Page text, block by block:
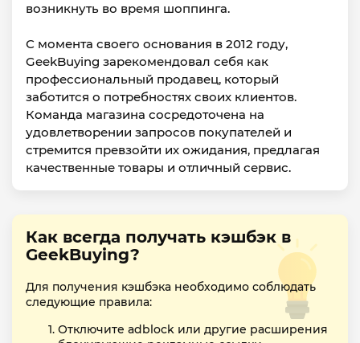
возникнуть во время шоппинга.
С момента своего основания в 2012 году,
GeekBuying зарекомендовал себя как
профессиональный продавец, который
заботится о потребностях своих клиентов.
Команда магазина сосредоточена на
удовлетворении запросов покупателей и
стремится превзойти их ожидания, предлагая
качественные товары и отличный сервис.
Как всегда получать кэшбэк в
GeekBuying?
Для получения кэшбэка необходимо соблюдать
следующие правила:
Отключите adblock или другие расширения